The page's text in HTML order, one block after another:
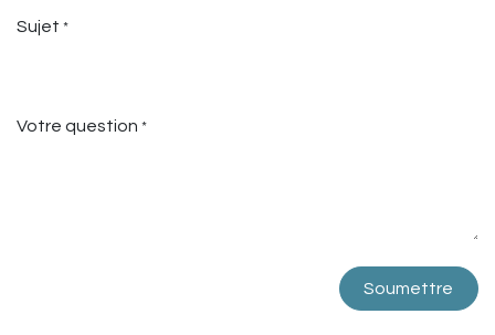
Sujet *
Votre question *
Soumettre